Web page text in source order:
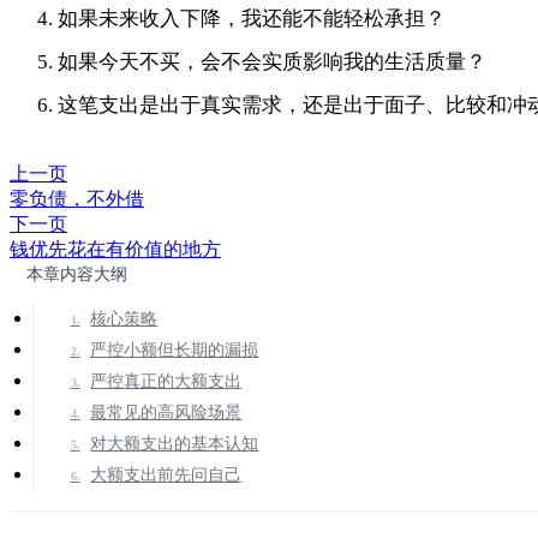
如果未来收入下降，我还能不能轻松承担？
如果今天不买，会不会实质影响我的生活质量？
这笔支出是出于真实需求，还是出于面子、比较和冲
上一页
零负债，不外借
下一页
钱优先花在有价值的地方
本章内容大纲
核心策略
严控小额但长期的漏损
严控真正的大额支出
最常见的高风险场景
对大额支出的基本认知
大额支出前先问自己